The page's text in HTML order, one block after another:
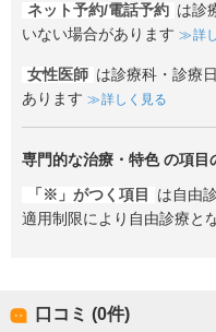
ネット予約/電話予約 は診
いない場合があります
詳
女性医師 は診療科・診療
あります
詳しく見る
専門的な治療・特色の項目
「※」がつく項目
は自由
適用制限により自由診療と
口コミ (0件)